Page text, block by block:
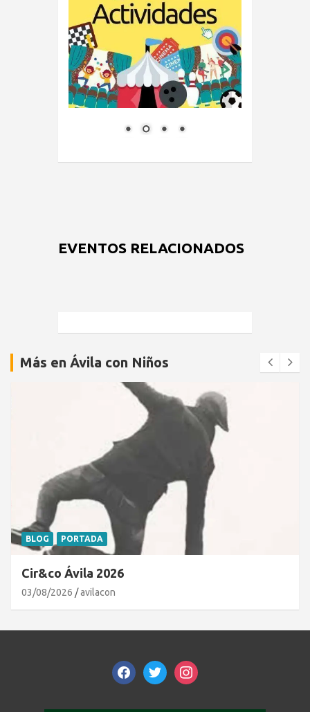
EVENTOS RELACIONADOS
Más en Ávila con Niños
BLOG PORTADA
Cir&co Ávila 2026
03/08/2026 avilacon
facebooktwitterinstagram